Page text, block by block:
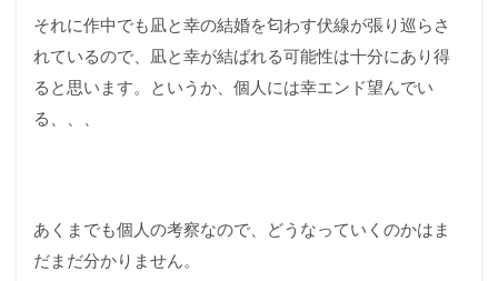
それに作中でも凪と幸の結婚を匂わす伏線が張り巡らさ
れているので、凪と幸が結ばれる可能性は十分にあり得
ると思います。というか、個人には幸エンド望んでい
る、、、
あくまでも個人の考察なので、どうなっていくのかはま
だまだ分かりません。